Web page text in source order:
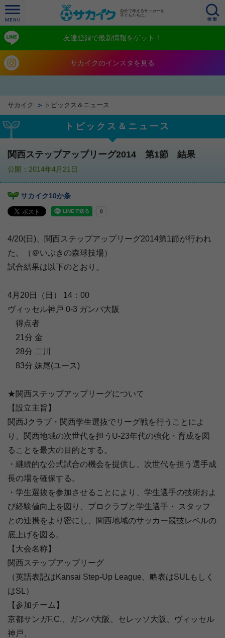
自分で考えるサッカーを
子どもたちに。
友達登録で最新情報をゲット！
サカイクのインスタを見る
サカイク トピックス＆ニュース
トピックス＆ニュース
関西ステップアップリーグ2014 第1節 結果
公開：2014年4月21日
サカイク10か条
4/20(日)、関西ステップアップリーグ2014第1節が行われ
た。（＠いぶきの森球技場）
試合結果は以下のとおり。
4月20日（日） 14：00
ヴィッセル神戸 0‐3 ガンバ大阪
得点者
21分 金
28分 二川
83分 妹尾(ユース)
★関西ステップアップリーグについて
【設立主旨】
関西Jクラブ・関西学生選抜でリーグ戦を行うことによ
り、関西地域の次世代を担うU-23年代の強化・育成を図
ることを最大の目的とする。
・継続的な公式試合の機会を提供し、次世代を担う選手成
長の場を確保する。
・学生選抜を参加させることにより、学生選手の技術およ
び経験値向上を図り、プロクラブと学生選手・ スタッフ
との連携をより密にし、関西地域のサッカー競技レベルの
底上げを図る。
【大会名称】
関西ステップアップリーグ
（英語表記はKansai Step-Up League、略表はSULもしく
はSL）
【参加チーム】
京都サンガF.C.、ガンバ大阪、セレッソ大阪、ヴィッセル
神戸、